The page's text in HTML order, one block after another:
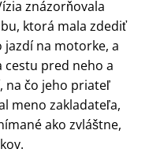
znázorňovala
ktorá mala zdediť
na motorke, a
pred neho a
na čo jeho priateľ
meno zakladateľa,
ako zvláštne,